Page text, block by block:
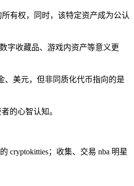
有权，同时，该特定资产成为公认
字收藏品、游戏内资产等意义更
、美元，但非同质化代币指向的是
的心智认知。
cryptokitties；收集、交易 nba 明星